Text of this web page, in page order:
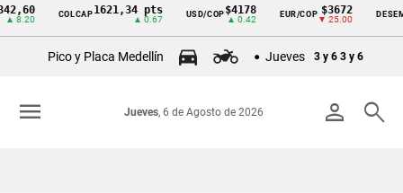
Cintillo
Colombia
COLCAP1621,34 pts USD/COP$4178
▲ 0.42
EUR/COP $3672
▼ 25.00
DESEMPLEO
Pico y Placa Medellín Jueves 3 y 6 3 y 6
person search
Jueves, 6 de Agosto de 2026
menu